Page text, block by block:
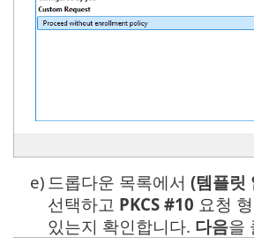
e) 드롭다운 목록에서 (템플릿
선택하고 PKCS #10 요청
있는지 확인합니다. 다음을